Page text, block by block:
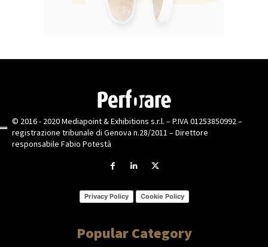
© 2016 - 2020 Mediapoint & Exhibitions s.r.l. – P.IVA 01253850992 –
registrazione tribunale di Genova n.28/2011 – Direttore
responsabile Fabio Potestà
Privacy Policy Cookie Policy
Popular Category